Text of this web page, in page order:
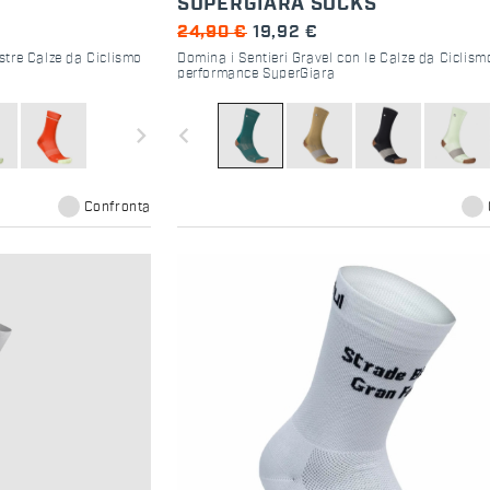
Calze da Ciclismo
navigate_next
Confronta
SUPERGIARA SOCKS
24,90 € 19,92 €
Domina i Sentieri Gravel con le Calze da
performance SuperGiara
navigate_before